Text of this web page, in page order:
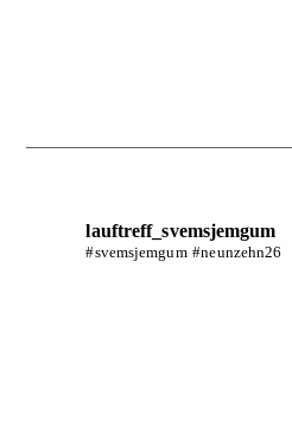
lauftreff_svemsjemgum
#svemsjemgum #neunzehn26